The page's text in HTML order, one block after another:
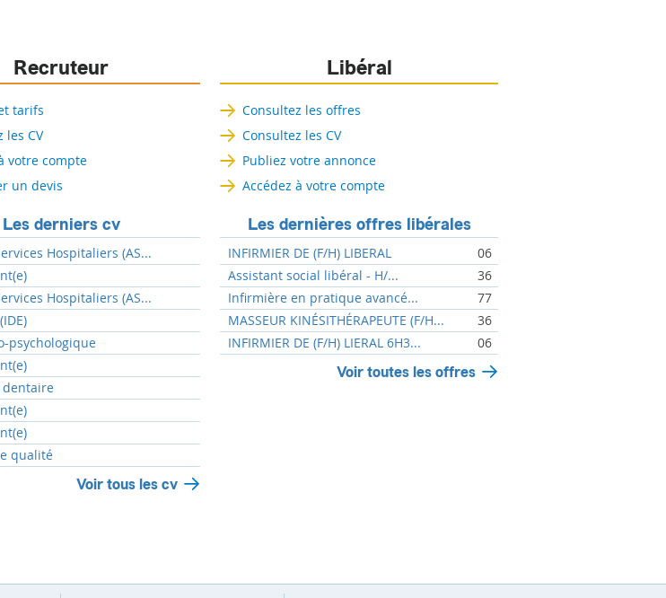
Recruteur
tarifs
les CV
votre compte
un devis
Les derniers cv
Hospitaliers (AS...
Hospitaliers (AS...
psychologique
dentaire
qualité
Voir tous les cv
Libéral
Consultez les offres
Consultez les CV
Publiez votre annonce
Accédez à votre compte
Les dernières offres libérales
INFIRMIER DE (F/H) LIBERAL
06
Assistant social libéral - H/...
36
Infirmière en pratique avancé...
77
MASSEUR KINÉSITHÉRAPEUTE (F/H...
36
INFIRMIER DE (F/H) LIERAL 6H3...
06
Voir toutes les offres